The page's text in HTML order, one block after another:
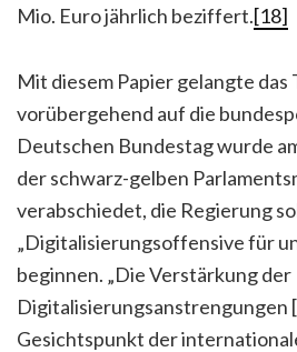
Mio. Euro jährlich beziffert.[18]
Mit diesem Papier gelangte das
vorübergehend auf die
Deutschen Bundestag wurde
der schwarz-gelben
verabschiedet, die Regierung
„Digitalisierungsoffensive für
beginnen. „Die Verstärkung der
Digitalisierungsanstrengungen
Gesichtspunkt der